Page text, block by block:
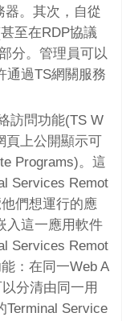
器。其次，自從
至在RDP協議
分。管理員可以
過TS網關服務
問功能(TS W
頁上公開顯示可
Programs)。這
Services Remot
們想運行的應
入這一應用軟件
Services Remot
：在同一Web A
分清由同一用
Terminal Service